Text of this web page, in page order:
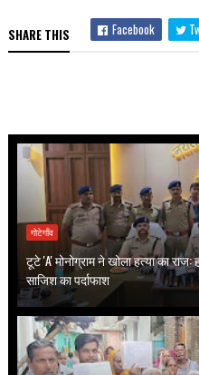
SHARE THIS Facebook
गोटेगाँव
टूटे 'A' मोनोग्राम ने खोला हत्या का
साजिश का पर्दाफाश